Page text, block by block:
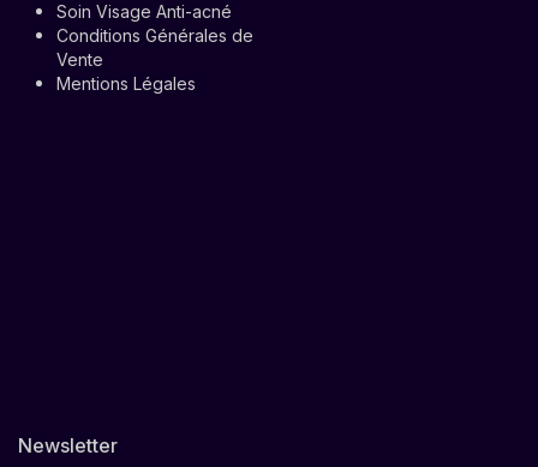
Soin Visage Anti-acné
Conditions Générales de
Vente
Mentions Légales
Newsletter